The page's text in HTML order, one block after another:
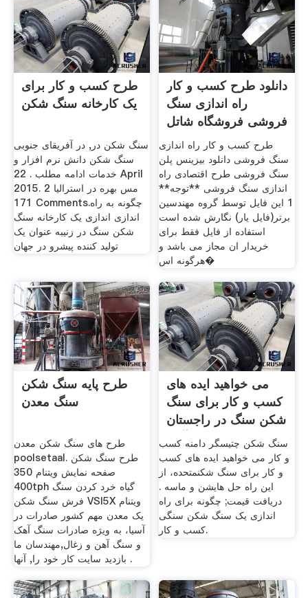
طرح کسب و کار برای
یک کارخانه سنگ شکن
سنگ شکن در, در آفریقای جنوبی
سنگ شکن دانش نرم افزار و
خدمات ادامه مطلب . 22 April
2015. 2 مس بهره در استرالیا
171 Comments.چگونه به راه
اندازی اندازی یک کارخانه سنگ
شکن سنگ در زنیبه عنوان یک
تولید کننده پیشرو در جهان
دانلود طرح کسب و کار
راه اندازی سنگ
فروشی فروشگاه شاتل
فایل
طرح کسب و کار راه اندازی
سنگ فروشی دانلود بیزینس پلن
سنگ فروشی طرح اقتصادی راه
اندازی سنگ فروشی **توجه**
1 این فایل توسط گروه مهندسین
برتر(فایل یار) نگارش شده است
استفاده از فایل فقط برای
خریدار ان مجاز می باشد و
هرگونه اس�
طرح پایه سنگ شکن
سنگ معدن
طرح های سنگ شکن معدن
poolsetaal. طرح سنگ شکن
صفحه نمایش ویتنام 350
400tph گیاه خرد کردن سنگ
فرش سنگ شکن VSI5X ویتنام
یک معدن مهم کشور صادرات در
آسیا، به ویژه صادرات سنگ آهک
و سنگ آهن و زغال,مهندسان ما
بازدید سایت کار خود را, آنها .
می خواهید ایده های
کسب و کار برای سنگ
شکن سنگ در راجستان
آهن
سنگ شکن چتیسگر دامنه کسب
و کار می خواهید ایده های کسب
و کار برای سنگ شکنمتحده، از
این راه حل هایشن و ماسه .
دریافت قیمت; چگونه برای راه
اندازی یک سنگ شکن سنگی
کسب و کار.